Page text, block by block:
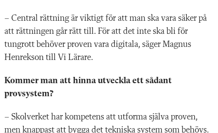
– Central rättning är viktigt för att man ska vara säker på
att rättningen går rätt till. För att det inte ska bli för
tungrott behöver proven vara digitala, säger Magnus
Henrekson till Vi Lärare.
Kommer man att hinna utveckla ett sådant
provsystem?
– Skolverket har kompetens att utforma själva proven,
men knappast att bygga det tekniska system som behövs.